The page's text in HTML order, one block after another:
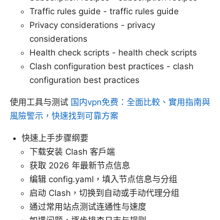
Traffic rules guide - traffic rules guide
Privacy considerations - privacy
considerations
Health check scripts - health check scripts
Clash configuration best practices - clash
configuration best practices
使用工具与测试 国内vpn免费：全面比較、實用指南與
風險警示，快速找到可靠方案
快速上手步骤纲要
下载安装 Clash 客户端
获取 2026 年最新节点信息
编辑 config.yaml，填入节点信息与分组
启动 Clash，切换到自动或手动代理分组
通过常用站点测试连通性与速度